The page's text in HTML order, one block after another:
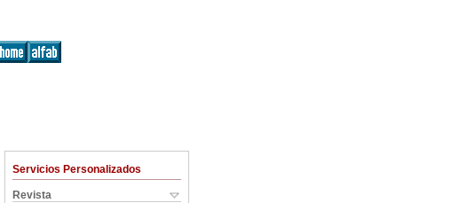
Servicios Personalizados
Revista